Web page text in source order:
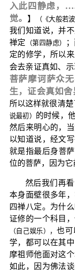
入此四静虑，
觉。】 （《大般若
我们知道说，并
禅定
（第四静虑）
定的修学，所以
会去亲证真如、
菩萨摩诃萨众
生，证会真如舍
所以这样就很清
说最初） 的时候，
然后来明心的，
以知道说，经文
就是指最后身菩
位的菩萨，因为
然后我们再
本身面壁很多年
四禅八定。为什
证修的一个科目
（自己娱乐），也可
学，都可以在其
摩祖师他面对这
如此，因为佛法